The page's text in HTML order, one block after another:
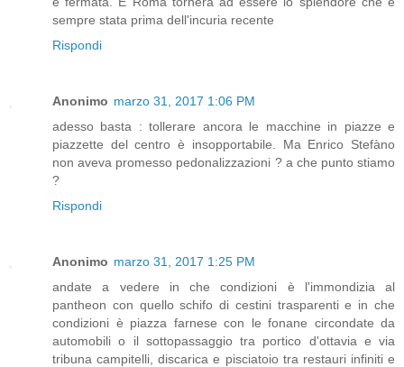
sempre stata prima dell'incuria recente
Rispondi
Anonimo marzo 31, 2017 1:06 PM
adesso basta : tollerare ancora le macchine in piazze e
piazzette del centro è insopportabile. Ma Enrico Stefàno
non aveva promesso pedonalizzazioni ? a che punto stiamo
?
Rispondi
Anonimo marzo 31, 2017 1:25 PM
andate a vedere in che condizioni è l'immondizia al
pantheon con quello schifo di cestini trasparenti e in che
condizioni è piazza farnese con le fonane circondate da
automobili o il sottopassaggio tra portico d'ottavia e via
tribuna campitelli, discarica e pisciatoio tra restauri infiniti e